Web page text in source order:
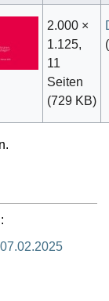
2.000 ×
1.125,
11
Seiten
(729 KB)
(